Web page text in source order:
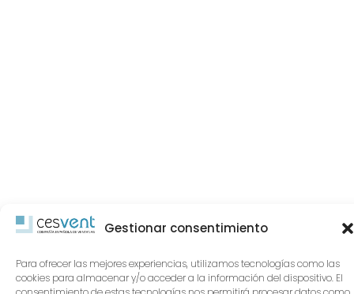
Gestionar consentimiento
Para ofrecer las mejores experiencias, utilizamos tecnologías como las
cookies para almacenar y/o acceder a la información del dispositivo. El